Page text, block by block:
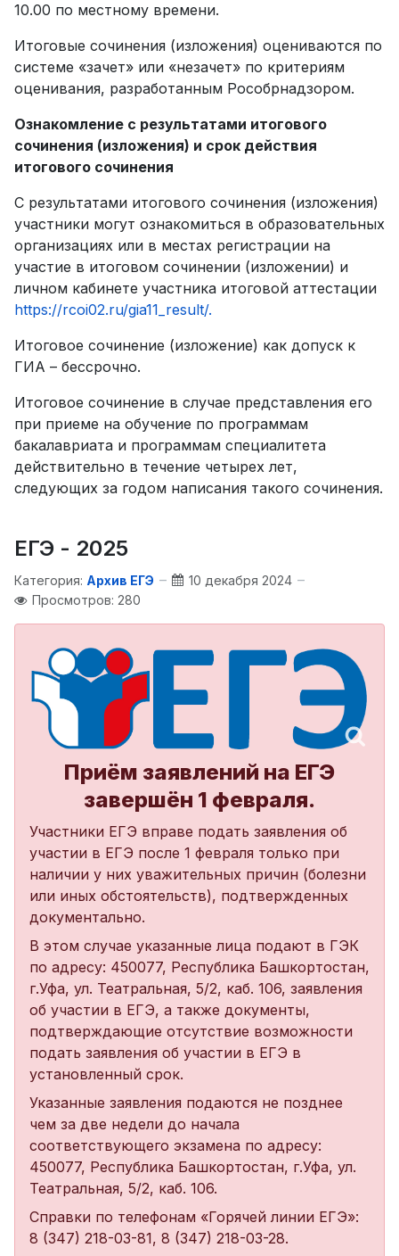
10.00 по местному времени.
Итоговые сочинения (изложения) оцениваются по
системе «зачет» или «незачет» по критериям
оценивания, разработанным Рособрнадзором.
Ознакомление с результатами итогового
сочинения (изложения) и срок действия
итогового сочинения
С результатами итогового сочинения (изложения)
участники могут ознакомиться в образовательных
организациях или в местах регистрации на
участие в итоговом сочинении (изложении) и
личном кабинете участника итоговой аттестации
https://rcoi02.ru/gia11_result/.
Итоговое сочинение (изложение) как допуск к
ГИА – бессрочно.
Итоговое сочинение в случае представления его
при приеме на обучение по программам
бакалавриата и программам специалитета
действительно в течение четырех лет,
следующих за годом написания такого сочинения.
ЕГЭ - 2025
Категория: Архив ЕГЭ
10 декабря 2024
Просмотров: 280
Приём заявлений на ЕГЭ
завершён 1 февраля.
Участники ЕГЭ вправе подать заявления об
участии в ЕГЭ после 1 февраля только при
наличии у них уважительных причин (болезни
или иных обстоятельств), подтвержденных
документально.
В этом случае указанные лица подают в ГЭК
по адресу: 450077, Республика Башкортостан,
г.Уфа, ул. Театральная, 5/2, каб. 106, заявления
об участии в ЕГЭ, а также документы,
подтверждающие отсутствие возможности
подать заявления об участии в ЕГЭ в
установленный срок.
Указанные заявления подаются не позднее
чем за две недели до начала
соответствующего экзамена по адресу:
450077, Республика Башкортостан, г.Уфа, ул.
Театральная, 5/2, каб. 106.
Справки по телефонам «Горячей линии ЕГЭ»:
8 (347) 218-03-81, 8 (347) 218-03-28.